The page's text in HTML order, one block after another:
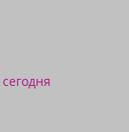
сегодня